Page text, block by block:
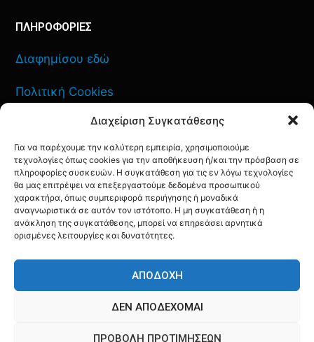
Διαχείριση Συγκατάθεσης
Για να παρέχουμε την καλύτερη εμπειρία, χρησιμοποιούμε
τεχνολογίες όπως cookies για την αποθήκευση ή/και την πρόσβαση σε
πληροφορίες συσκευών. Η συγκατάθεση για τις εν λόγω τεχνολογίες
θα μας επιτρέψει να επεξεργαστούμε δεδομένα προσωπικού
χαρακτήρα, όπως συμπεριφορά περιήγησης ή μοναδικά
αναγνωριστικά σε αυτόν τον ιστότοπο. Η μη συγκατάθεση ή η
ανάκληση της συγκατάθεσης, μπορεί να επηρεάσει αρνητικά
ορισμένες λειτουργίες και δυνατότητες.
ΑΠΟΔΟΧΉ
ΔΕΝ ΑΠΟΔΈΧΟΜΑΙ
ΠΡΟΒΟΛΉ ΠΡΟΤΙΜΉΣΕΩΝ
ΠΛΗΡΟΦΟΡΙΕΣ
Διαφημίσου εδώ
Πολιτική Cookies
Πολιτική Απορρήτου
ΕΠΙΚΟΙΝΩΝΙΑ
YOUTUBE